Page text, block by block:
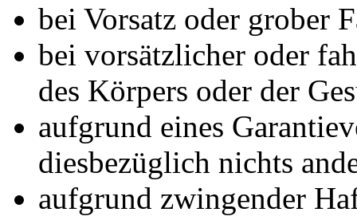
bei Vorsatz oder grober
bei vorsätzlicher oder
des Körpers oder der
aufgrund eines
diesbezüglich nichts
aufgrund zwingender